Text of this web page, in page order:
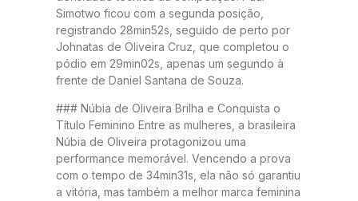
Simotwo ficou com a segunda posição,
registrando 28min52s, seguido de perto por
Johnatas de Oliveira Cruz, que completou o
pódio em 29min02s, apenas um segundo à
frente de Daniel Santana de Souza.
### Núbia de Oliveira Brilha e Conquista o
Título Feminino Entre as mulheres, a brasileira
Núbia de Oliveira protagonizou uma
performance memorável. Vencendo a prova
com o tempo de 34min31s, ela não só garantiu
a vitória, mas também a melhor marca feminina